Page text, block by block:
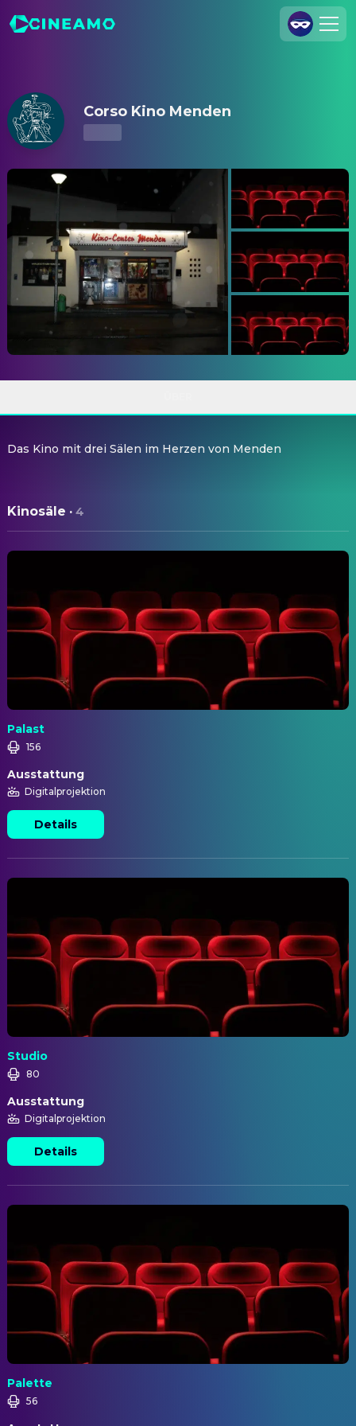
Datenschutzerklärung
Datenschutzeinstellungen
Corso Kino Menden
Das Kino mit drei Sälen im Herzen von Menden
Kinosäle · 4
Palast
156
Ausstattung
Digitalprojektion
Details
Studio
80
Ausstattung
Digitalprojektion
Details
Palette
56